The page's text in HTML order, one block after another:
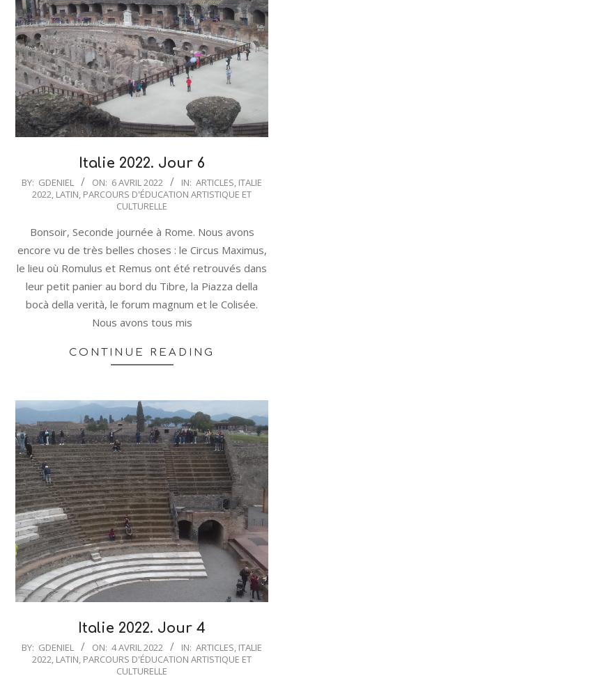
Italie 2022. Jour 6
2022-
BY: GDENIEL ON: 6 AVRIL 2022 IN: ARTICLES, ITALIE
2022, LATIN, PARCOURS D'ÉDUCATION ARTISTIQUE ET
CULTURELLE
Bonsoir, Seconde journée à Rome. Nous avons
encore vu de très belles choses : le Circus Maximus,
le lieu où Romulus et Remus ont été retrouvés dans
leur petit panier au bord du Tibre, la Piazza della
bocà della verità, le forum magnum et le Colisée.
Nous avons tous mis
CONTINUE READING
Italie 2022. Jour 4
2022-
BY: GDENIEL ON: 4 AVRIL 2022 IN: ARTICLES, ITALIE
2022, LATIN, PARCOURS D'ÉDUCATION ARTISTIQUE ET
CULTURELLE